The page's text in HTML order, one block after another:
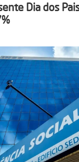
Dia dos